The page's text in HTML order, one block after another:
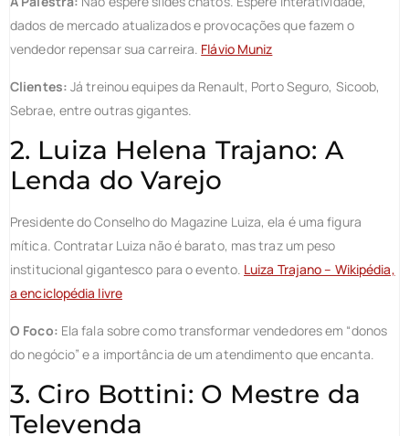
dados de mercado atualizados e provocações que fazem o
vendedor repensar sua carreira. Flávio Muniz
Clientes: Já treinou equipes da Renault, Porto Seguro, Sicoob,
Sebrae, entre outras gigantes.
2. Luiza Helena Trajano: A
Lenda do Varejo
Presidente do Conselho do Magazine Luiza, ela é uma figura
mítica. Contratar Luiza não é barato, mas traz um peso
institucional gigantesco para o evento. Luiza Trajano – Wikipédia,
a enciclopédia livre
O Foco: Ela fala sobre como transformar vendedores em “donos
do negócio” e a importância de um atendimento que encanta.
3. Ciro Bottini: O Mestre da
Televenda